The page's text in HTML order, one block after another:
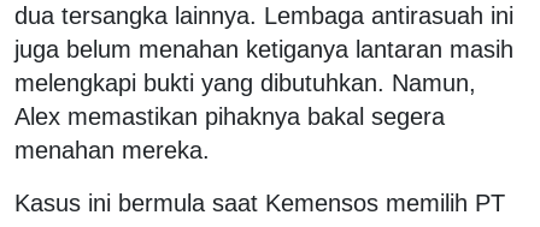
dua tersangka lainnya. Lembaga antirasuah ini
juga belum menahan ketiganya lantaran masih
melengkapi bukti yang dibutuhkan. Namun,
Alex memastikan pihaknya bakal segera
menahan mereka.
Kasus ini bermula saat Kemensos memilih PT